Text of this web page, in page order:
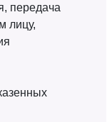
передача
лицу,